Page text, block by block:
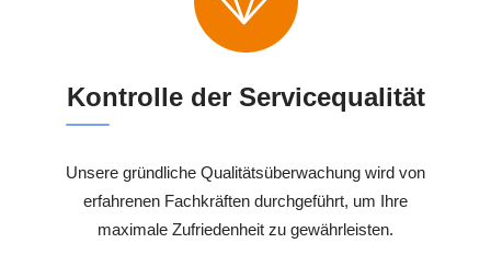
Kontrolle der Servicequalität
Unsere gründliche Qualitätsüberwachung wird von
erfahrenen Fachkräften durchgeführt, um Ihre
maximale Zufriedenheit zu gewährleisten.